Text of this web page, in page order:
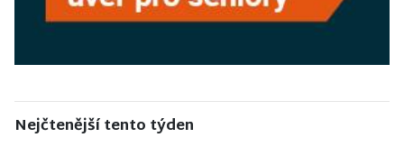
Nejčtenější tento týden